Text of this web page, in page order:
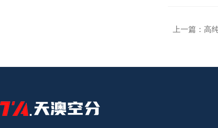
上一篇： 高